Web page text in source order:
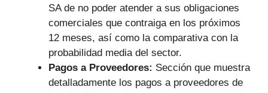
SA de no poder atender a sus obligaciones
comerciales que contraiga en los próximos
12 meses, así como la comparativa con la
probabilidad media del sector.
Pagos a Proveedores: Sección que muestra
detalladamente los pagos a proveedores de